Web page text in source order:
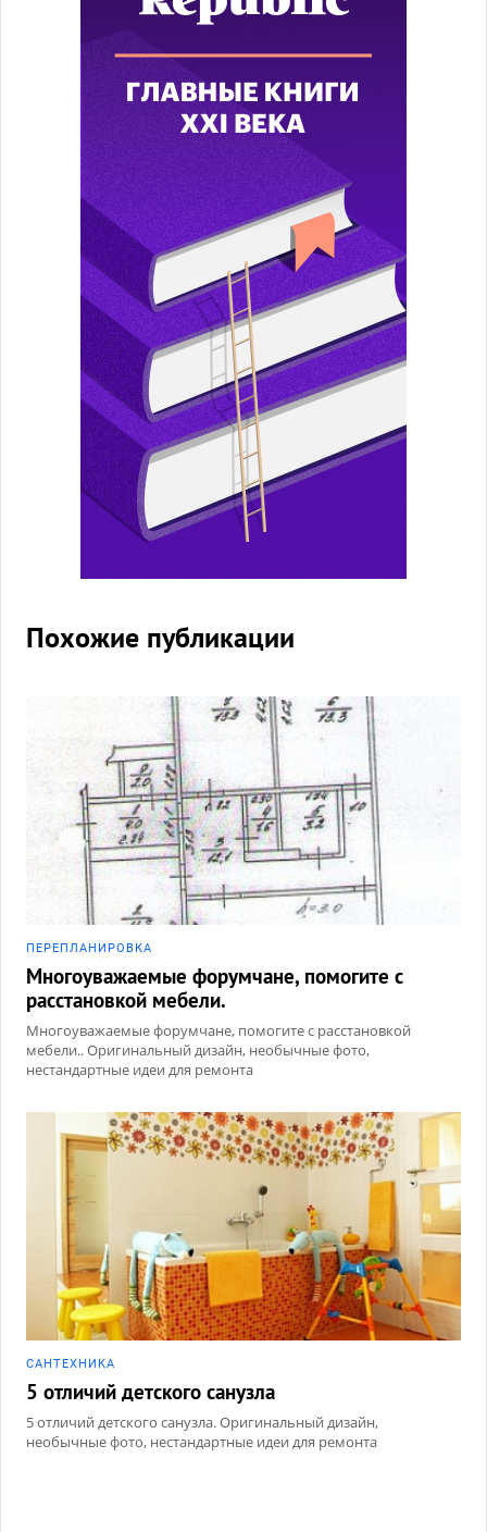
Похожие публикации
ПЕРЕПЛАНИРОВКА
Многоуважаемые форумчане, помогите с
расстановкой мебели.
Многоуважаемые форумчане, помогите с расстановкой
мебели.. Оригинальный дизайн, необычные фото,
нестандартные идеи для ремонта
САНТЕХНИКА
5 отличий детского санузла
5 отличий детского санузла. Оригинальный дизайн,
необычные фото, нестандартные идеи для ремонта